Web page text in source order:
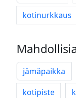
kotinurkkaus
jämäpaikka
kotipiste